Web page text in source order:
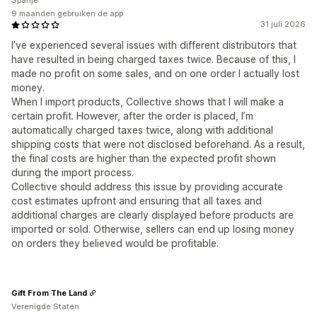
31 juli 2026
I’ve experienced several issues with different distributors that
have resulted in being charged taxes twice. Because of this, I
made no profit on some sales, and on one order I actually lost
money.
When I import products, Collective shows that I will make a
certain profit. However, after the order is placed, I’m
automatically charged taxes twice, along with additional
shipping costs that were not disclosed beforehand. As a result,
the final costs are higher than the expected profit shown
during the import process.
Collective should address this issue by providing accurate
cost estimates upfront and ensuring that all taxes and
additional charges are clearly displayed before products are
imported or sold. Otherwise, sellers can end up losing money
on orders they believed would be profitable.
9 maanden gebruiken de app
Gift From The Land
Verenigde Staten